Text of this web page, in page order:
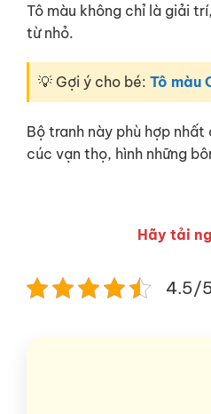
Tô màu không chỉ là giải
từ nhỏ.
💡 Gợi ý cho bé: Tô màu
Bộ tranh này phù hợp
cúc vạn thọ, hình những
Hãy tải
4.5/